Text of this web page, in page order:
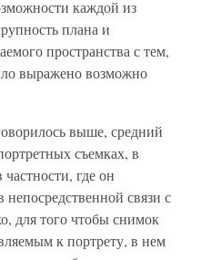
каждой из
плана и
пространства с тем,
выражено возможно
выше, средний
съемках, в
где он
непосредственной связи с
для того чтобы снимок
к портрету, в нем